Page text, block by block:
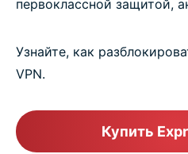
первоклассной защитой,
Узнайте, как
VPN.
Купить